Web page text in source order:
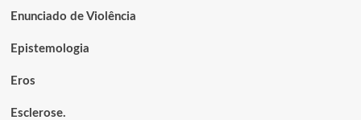
Enunciado de Violência
Epistemologia
Eros
Esclerose.